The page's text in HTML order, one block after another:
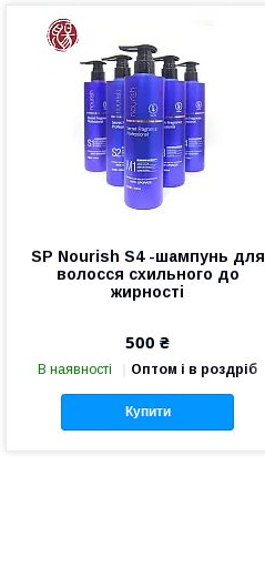
SP Nourish S4 -шампунь для
волосся схильного до
жирності
500 ₴
В наявності Оптом і в роздріб
Купити